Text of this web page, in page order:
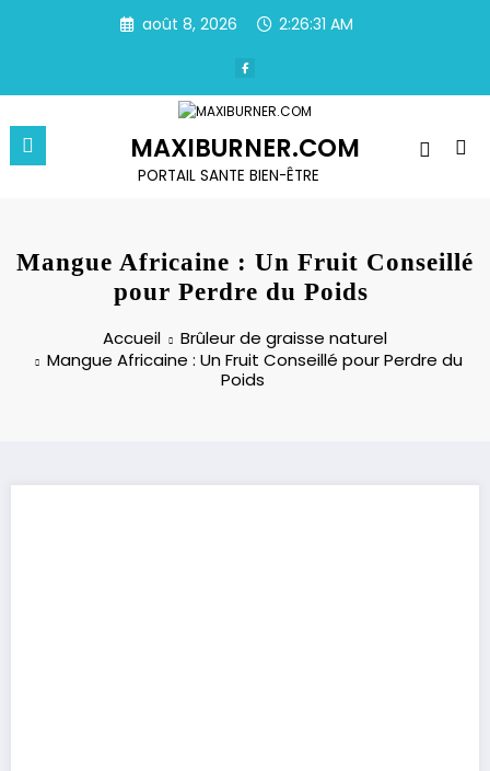
août 8, 2026 2:26:31 AM
MAXIBURNER.COM
PORTAIL SANTE BIEN-ÊTRE
Mangue Africaine : Un Fruit Conseillé
pour Perdre du Poids
Accueil
Brûleur de graisse naturel
Mangue Africaine : Un Fruit Conseillé pour Perdre du
Poids